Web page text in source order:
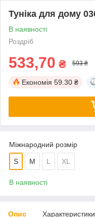
Туніка для дому
В наявності
Роздріб
533,70 ₴ 593 ₴
Економія 59.30 ₴
Міжнародний розмір
S M L XL
В наявності
Опис Характеристики